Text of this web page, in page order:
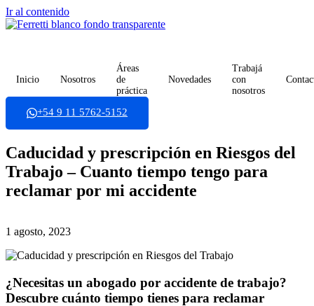
Ir al contenido
Inicio Nosotros
Áreas
de
práctica
Novedades
Trabajá
con
nosotros
+54 9 11 5762-5152
Caducidad y prescripción en Riesgos del
Trabajo – Cuanto tiempo tengo para
reclamar por mi accidente
1 agosto, 2023
¿Necesitas un abogado por accidente de trabajo?
Descubre cuánto tiempo tienes para reclamar